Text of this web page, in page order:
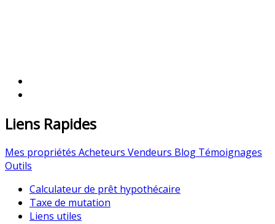
Liens Rapides
Mes propriétés Acheteurs Vendeurs Blog Témoignages
Outils
Calculateur de prêt hypothécaire
Taxe de mutation
Liens utiles